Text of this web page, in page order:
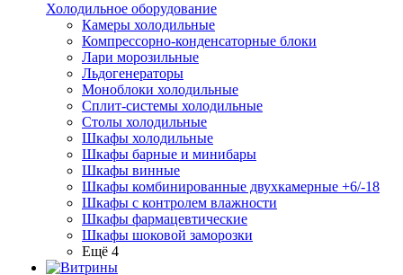
Холодильное оборудование
Камеры холодильные
Компрессорно-конденсаторные блоки
Лари морозильные
Льдогенераторы
Моноблоки холодильные
Сплит-системы холодильные
Столы холодильные
Шкафы холодильные
Шкафы барные и минибары
Шкафы винные
Шкафы комбинированные двухкамерные +6/-18
Шкафы с контролем влажности
Шкафы фармацевтические
Шкафы шоковой заморозки
Ещё 4